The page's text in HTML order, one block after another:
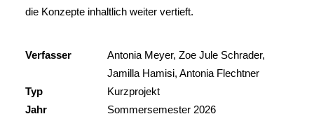
die Konzepte inhaltlich weiter vertieft.
Verfasser
Antonia Meyer, Zoe Jule Schrader,
Jamilla Hamisi, Antonia Flechtner
Typ
Kurzprojekt
Jahr
Sommersemester 2026